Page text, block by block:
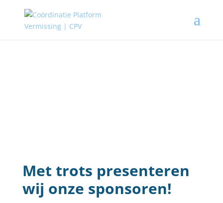
Met trots presenteren
wij onze sponsoren!